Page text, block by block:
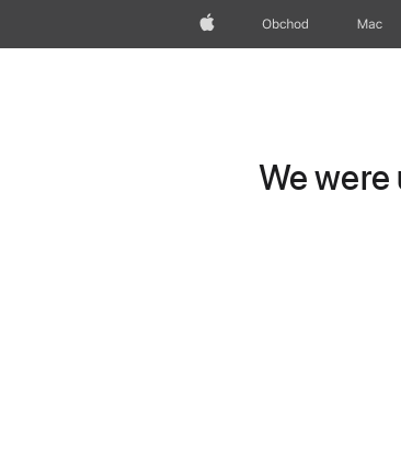
AppleObchod Mac
We were